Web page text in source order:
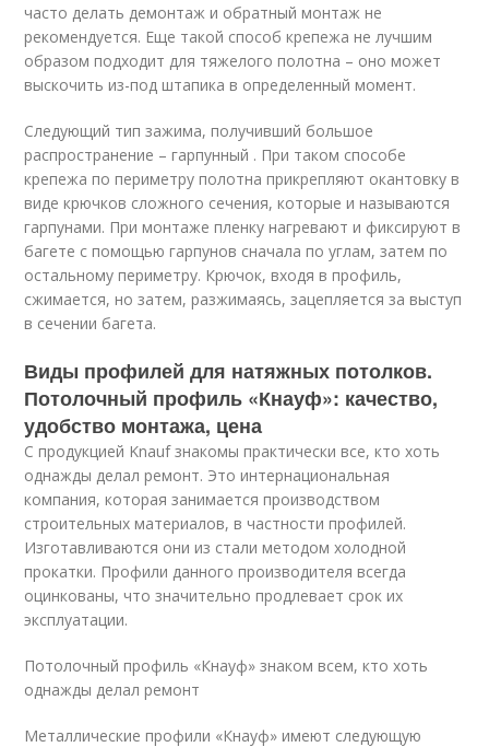
часто делать демонтаж и обратный монтаж не
рекомендуется. Еще такой способ крепежа не лучшим
образом подходит для тяжелого полотна – оно может
выскочить из-под штапика в определенный момент.
Следующий тип зажима, получивший большое
распространение – гарпунный . При таком способе
крепежа по периметру полотна прикрепляют окантовку в
виде крючков сложного сечения, которые и называются
гарпунами. При монтаже пленку нагревают и фиксируют в
багете с помощью гарпунов сначала по углам, затем по
остальному периметру. Крючок, входя в профиль,
сжимается, но затем, разжимаясь, зацепляется за выступ
в сечении багета.
Виды профилей для натяжных потолков.
Потолочный профиль «Кнауф»: качество,
удобство монтажа, цена
С продукцией Knauf знакомы практически все, кто хоть
однажды делал ремонт. Это интернациональная
компания, которая занимается производством
строительных материалов, в частности профилей.
Изготавливаются они из стали методом холодной
прокатки. Профили данного производителя всегда
оцинкованы, что значительно продлевает срок их
эксплуатации.
Потолочный профиль «Кнауф» знаком всем, кто хоть
однажды делал ремонт
Металлические профили «Кнауф» имеют следующую